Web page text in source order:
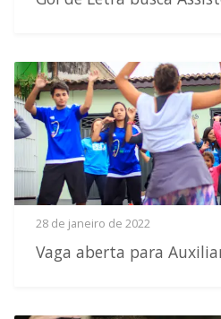
28 de janeiro de 2022
Vaga aberta para